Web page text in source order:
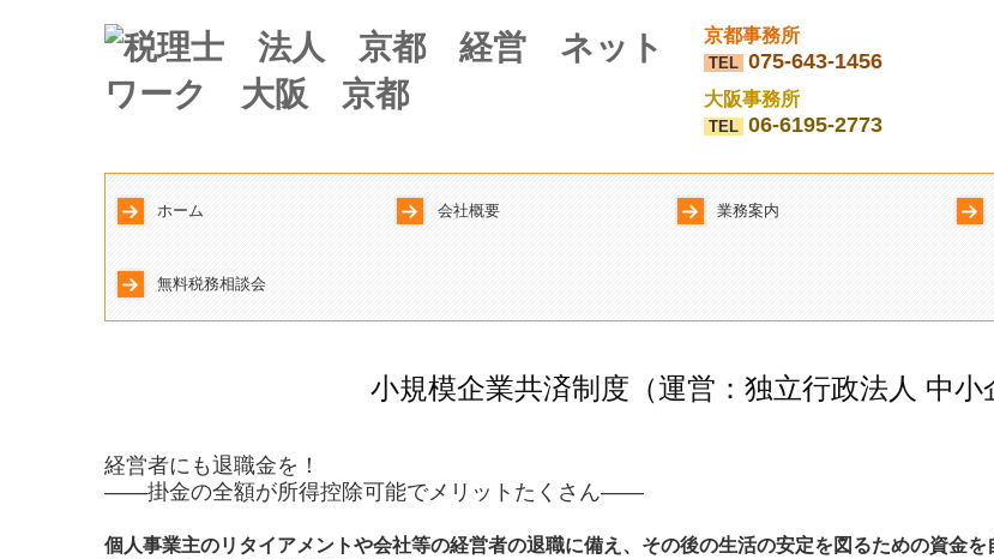
京都事務所
TEL 075-643-1456
大阪事務所
TEL 06-6195-2773
ホーム 会社概要 業務案内
無料税務相談会
小規模企業共済制度（運営：独立行政法人 中小
経営者にも退職金を！
――掛金の全額が所得控除可能でメリットたくさん――
個人事業主のリタイアメントや会社等の経営者の退職に備え、その後の生活の安定を図るための資金を